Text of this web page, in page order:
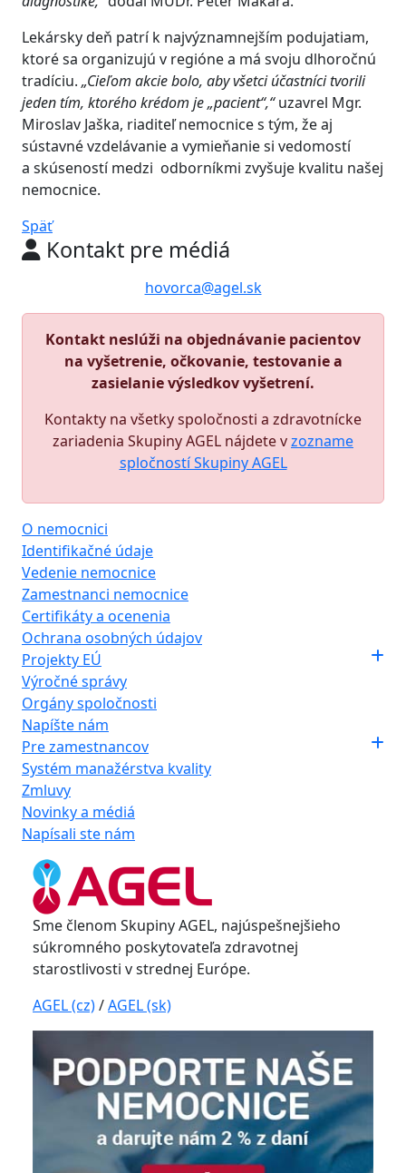
Lekársky deň patrí k najvýznamnejším podujatiam,
ktoré sa organizujú v regióne a má svoju dlhoročnú
tradíciu. „Cieľom akcie bolo, aby všetci účastníci tvorili
jeden tím, ktorého krédom je „pacient“,“uzavrel Mgr.
Miroslav Jaška, riaditeľ nemocnice s tým, že aj
sústavné vzdelávanie a vymieňanie si vedomostí
a skúseností medzi odborníkmi zvyšuje kvalitu našej
nemocnice.
Späť
Kontakt pre médiá
hovorca@agel.sk
Kontakt neslúži na objednávanie pacientov
na vyšetrenie, očkovanie, testovanie a
zasielanie výsledkov vyšetrení.
Kontakty na všetky spoločnosti a zdravotnícke
zariadenia Skupiny AGEL nájdete vzozname
spločností Skupiny AGEL
O nemocnici
Identifikačné údaje
Vedenie nemocnice
Zamestnanci nemocnice
Certifikáty a ocenenia
Ochrana osobných údajov
Projekty EÚ
Výročné správy
Orgány spoločnosti
Napíšte nám
Pre zamestnancov
Systém manažérstva kvality
Zmluvy
Novinky a médiá
Napísali ste nám
Sme členom Skupiny AGEL, najúspešnejšieho
súkromného poskytovateľa zdravotnej
starostlivosti v strednej Európe.
AGEL (cz)/AGEL (sk)